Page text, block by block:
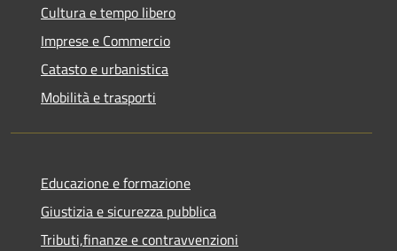
Cultura e tempo libero
Imprese e Commercio
Catasto e urbanistica
Mobilità e trasporti
Educazione e formazione
Giustizia e sicurezza pubblica
Tributi,finanze e contravvenzioni